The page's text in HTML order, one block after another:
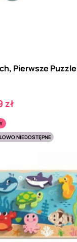
Pierwsze Puzzle
zł
NIEDOSTĘPNE